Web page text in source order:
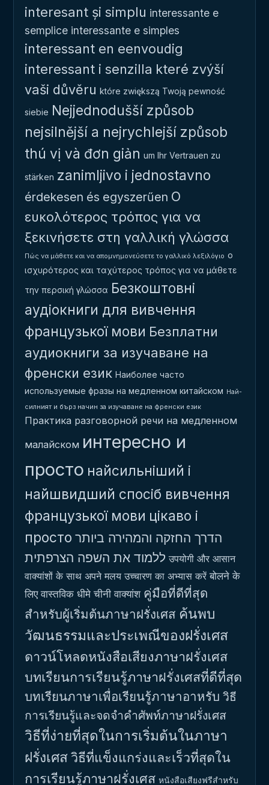
interesant și simplu interessante e
semplice interessante e simples
interessant en eenvoudig
interessant i senzilla které zvýší
vaši důvěru które zwiększą Twoją pewność
siebie Nejjednodušší způsob
nejsilnější a nejrychlejší způsob
thú vị và đơn giản um Ihr Vertrauen zu
stärken zanimljivo i jednostavno
érdekesen és egyszerűen Ο
ευκολότερος τρόπος για να
ξεκινήσετε στη γαλλική γλώσσα
Πώς να μάθετε και να απομνημονεύσετε το γαλλικό λεξιλόγιο ο
ισχυρότερος και ταχύτερος τρόπος για να μάθετε
την περσική γλώσσα Безкоштовні
аудіокниги для вивчення
французької мови Безплатни
аудиокниги за изучаване на
френски език Наиболее часто
используемые фразы на медленном китайском Най-
силният и бърз начин за изучаване на френски език
Практика разговорной речи на медленном
малайском интересно и
просто найсильніший і
найшвидший спосіб вивчення
французької мови цікаво і
просто הדרך החזקה והמהירה ביותר
ללמוד את השפה הצרפתית उपयोगी और आसान
वाक्यांशों के साथ अपने मलय उच्चारण का अभ्यास करें बोलने के
लिए वास्तविक धीमे चीनी वाक्यांश คู่มือที่ดีที่สุด
สำหรับผู้เริ่มต้นภาษาฝรั่งเศส ค้นพบ
วัฒนธรรมและประเพณีของฝรั่งเศส
ดาวน์โหลดหนังสือเสียงภาษาฝรั่งเศส
บทเรียนการเรียนรู้ภาษาฝรั่งเศสที่ดีที่สุด
บทเรียนภาษาเพื่อเรียนรู้ภาษาอาหรับ วิธี
การเรียนรู้และจดจำคำศัพท์ภาษาฝรั่งเศส
วิธีที่ง่ายที่สุดในการเริ่มต้นในภาษา
ฝรั่งเศสวิธีที่แข็งแกร่งและเร็วที่สุดใน
การเรียนรู้ภาษาฝรั่งเศส หนังสือเสียงฟรีสำหรับ